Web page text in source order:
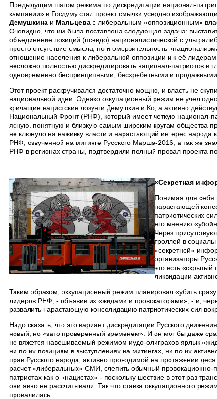
Предыдущим шагом режима по дискредитации национал-
кампании» в Госдуму стал проект смычки усердно
Демушкина и Мальцева с либеральным «оппозиционным»
Очевидно, что им была поставлена следующая задача:
объединение позиций (псевдо) националистической с
просто отсутствие смысла, но и омерзительность
отношение населения к либеральной оппозиции и к её
несложно полностью дискредитировать национал-патриотов в
одновременно беспринципными, бесхребетными и
Этот проект раскручивался достаточно мощно, и власть не
национальной идеи. Однако оккупационный режим не учел
кричащие нацистские лозунги Демушкин и Ко, а активно
Национальный Фронт (РНФ), который имеет четкую национал-
ясную, понятную и близкую самым широким кругам общества
не клюнуло на наживку власти и нарастающий интерес народа
РНФ, озвученной на митинге Русского Марша-2016, а так же
РНФ в регионах страны, подтвердили полный провал проекта
«Секретная
Понимая для себя
нарастающей
патриотических
его мнению
Через
троллей в
«секретной»
организаторы
это есть
ликвидации
Таким образом, оккупационный режим планировал «убить
лидеров РНФ, - объявив их «жидами и провокаторами», - и,
развалить нарастающую консолидацию патриотических сил
Надо сказать, что это вариант дискредитации Русского
новый, но «зато проверенный временем». И он мог бы даже
не вяжется навешиваемый режимом иудо-олиграхов ярлык
ни по их позициям в выступлениях на митингах, ни по их
прав Русского народа, активно проводимой на протяжении
расчет «либеральных» СМИ, слепить обычный
патриотах как о «нацистах» - поскольку шествие в этот раз
они явно не рассчитывали. Так что ставка оккупационного
провалилась.